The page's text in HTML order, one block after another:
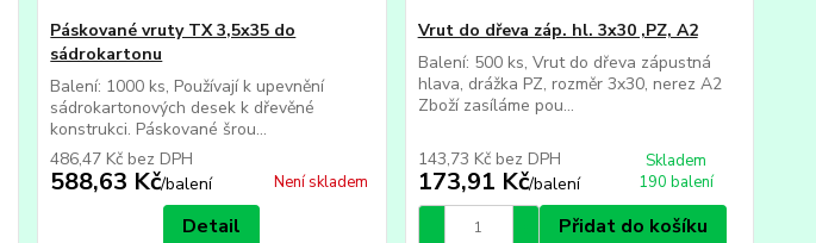
Páskované vruty TX 3,5x35 do
sádrokartonu
Balení: 1000 ks, Používají k upevnění
sádrokartonových desek k dřevěné
konstrukci. Páskované šrou...
588,63 Kč/balení
486,47 Kč bez DPH
Není skladem
Detail
Vrut do dřeva záp. hl. 3x30 ,PZ, A2
Balení: 500 ks, Vrut do dřeva zápustná
hlava, drážka PZ, rozměr 3x30, nerez A2
Zboží zasíláme pou...
173,91 Kč/balení
143,73 Kč bez DPH
Skladem
190 balení
Přidat do košíku